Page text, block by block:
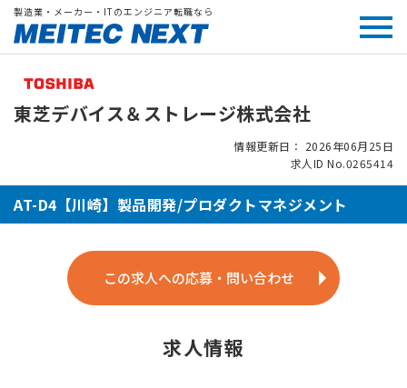
製造業・メーカー・ITのエンジニア転職なら
東芝デバイス＆ストレージ株式会社
情報更新日： 2026年06月25日
求人ID No.0265414
AT-D4【川崎】製品開発/プロダクトマネジメント
この求人への応募・問い合わせ
求人情報